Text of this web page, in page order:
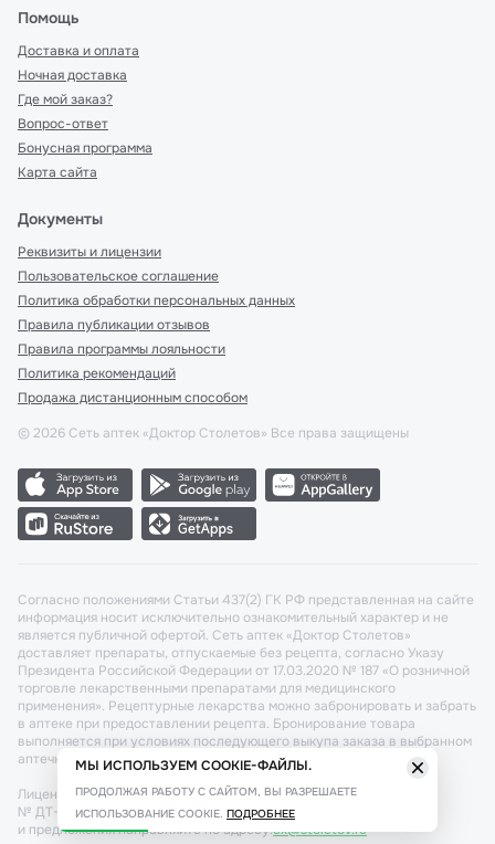
Помощь
Доставка и оплата
Ночная доставка
Где мой заказ?
Вопрос-ответ
Бонусная программа
Карта сайта
Документы
Реквизиты и лицензии
Пользовательское соглашение
Политика обработки персональных данных
Правила публикации отзывов
Правила программы лояльности
Политика рекомендаций
Продажа дистанционным способом
© 2026 Сеть аптек «Доктор Столетов» Все права защищены
Согласно положениями Статьи 437(2) ГК РФ представленная на сайте
информация носит исключительно ознакомительный характер и не
является публичной офертой. Сеть аптек «Доктор Столетов»
доставляет препараты, отпускаемые без рецепта, согласно Указу
Президента Российской Федерации от 17.03.2020 № 187 «О розничной
торговле лекарственными препаратами для медицинского
применения». Рецептурные лекарства можно забронировать и забрать
в аптеке при предоставлении рецепта. Бронирование товара
выполняется при условиях последующего выкупа заказа в выбранном
аптечном пункте.
Лицензия №: ЛО-77-02-011340 от 22 декабря 2020г. Разрешение
№ ДТ-77-000421 от 25.10.2021 г. Вопросы по заказам, претензии
и предложения направляйте по адресу:cx@stoletov.ru
МЫ ИСПОЛЬЗУЕМ COOKIE-ФАЙЛЫ.
ПРОДОЛЖАЯ РАБОТУ С САЙТОМ, ВЫ РАЗРЕШАЕТЕ
ИСПОЛЬЗОВАНИЕ COOKIE. ПОДРОБНЕЕ